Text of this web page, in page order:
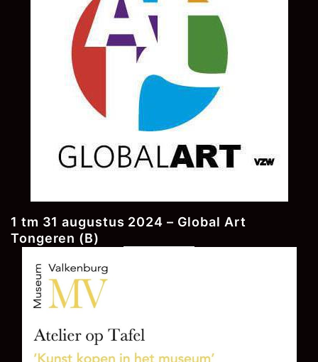
1 tm 31 augustus 2024 – Global Art
Tongeren (B)